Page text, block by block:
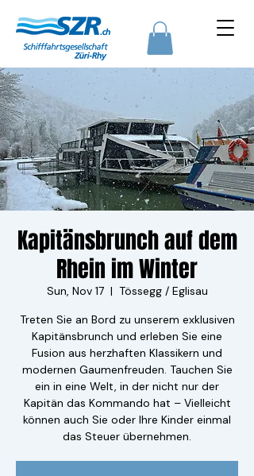
Kapitänsbrunch auf dem
Rhein im Winter
Sun, Nov 17
  |
Tössegg / Eglisau
Treten Sie an Bord zu unserem exklusiven
Kapitänsbrunch und erleben Sie eine
Fusion aus herzhaften Klassikern und
modernen Gaumenfreuden. Tauchen Sie
ein in eine Welt, in der nicht nur der
Kapitän das Kommando hat – Vielleicht
können auch Sie oder Ihre Kinder einmal
das Steuer übernehmen.